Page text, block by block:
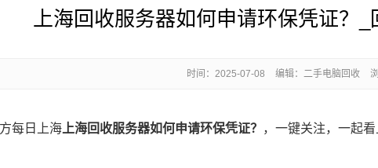
上海回收服务器如何申请环保凭证？
时间： 2025-07-08 编辑：二手电脑回收
每日上海 上海回收服务器如何申请环保凭证？ ，一键关注，一起